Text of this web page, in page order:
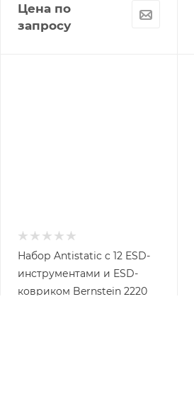
Цена по
запросу
Набор Antistatic c 12 ESD-
инструментами и ESD-
ковриком Bernstein 2220